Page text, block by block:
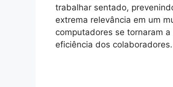
trabalhar sentado,
extrema relevância em um
computadores se tornaram
eficiência dos colaboradores.